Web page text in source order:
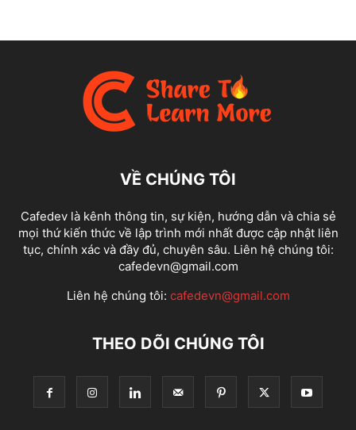
VỀ CHÚNG TÔI
Cafedev là kênh thông tin, sự kiện, hướng dẫn và chia sẻ
mọi thứ kiến thức về lập trình mới nhất được cập nhật liên
tục, chính xác và đầy đủ, chuyên sâu. Liên hệ chúng tôi:
cafedevn@gmail.com
Liên hệ chúng tôi: cafedevn@gmail.com
THEO DÕI CHÚNG TÔI